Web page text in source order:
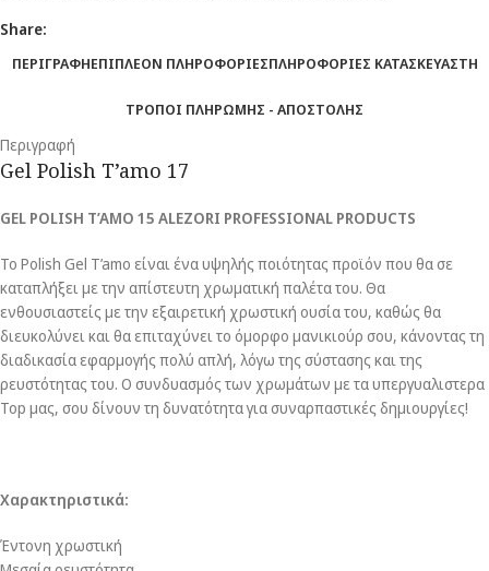
Share:
ΠΕΡΙΓΡΑΦΗΕΠΙΠΛΕΟΝ ΠΛΗΡΟΦΟΡΙΕΣΠΛΗΡΟΦΟΡΙΕΣ ΚΑΤΑΣΚΕΥΑΣΤΗ
ΤΡΟΠΟΙ ΠΛΗΡΩΜΗΣ - ΑΠΟΣΤΟΛΗΣ
Περιγραφή
Gel Polish T’amo 17
GEL POLISH T’AMO 15 ALEZORI PROFESSIONAL PRODUCTS
Το Polish Gel T’amo είναι ένα υψηλής ποιότητας προϊόν που θα σε
καταπλήξει με την απίστευτη χρωματική παλέτα του. Θα
ενθουσιαστείς με την εξαιρετική χρωστική ουσία του, καθώς θα
διευκολύνει και θα επιταχύνει το όμορφο μανικιούρ σου, κάνοντας τη
διαδικασία εφαρμογής πολύ απλή, λόγω της σύστασης και της
ρευστότητας του. Ο συνδυασμός των χρωμάτων με τα υπεργυαλιστερα
Top μας, σου δίνουν τη δυνατότητα για συναρπαστικές δημιουργίες!
Χαρακτηριστικά:
Έντονη χρωστική